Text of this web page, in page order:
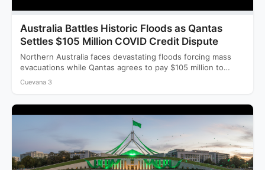
Australia Battles Historic Floods as Qantas
Settles $105 Million COVID Credit Dispute
Northern Australia faces devastating floods forcing mass
evacuations while Qantas agrees to pay $105 million to
settle a…
Cuevana 3